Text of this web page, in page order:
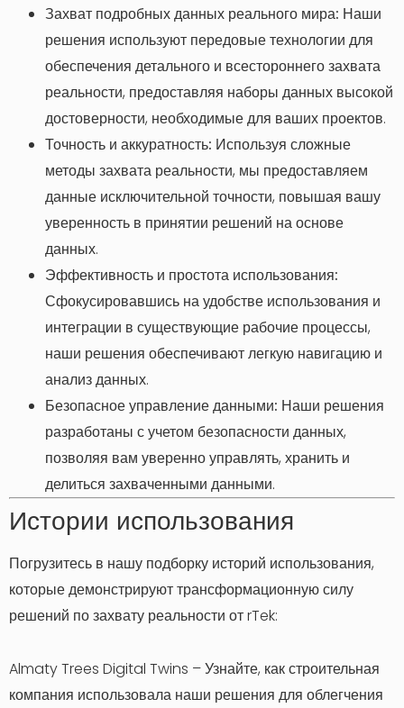
Захват подробных данных реального мира: Наши
решения используют передовые технологии для
обеспечения детального и всестороннего захвата
реальности, предоставляя наборы данных высокой
достоверности, необходимые для ваших проектов.
Точность и аккуратность: Используя сложные
методы захвата реальности, мы предоставляем
данные исключительной точности, повышая вашу
уверенность в принятии решений на основе
данных.
Эффективность и простота использования:
Сфокусировавшись на удобстве использования и
интеграции в существующие рабочие процессы,
наши решения обеспечивают легкую навигацию и
анализ данных.
Безопасное управление данными: Наши решения
разработаны с учетом безопасности данных,
позволяя вам уверенно управлять, хранить и
делиться захваченными данными.
Истории использования
Погрузитесь в нашу подборку историй использования,
которые демонстрируют трансформационную силу
решений по захвату реальности от rTek:
Almaty Trees Digital Twins – Узнайте, как строительная
компания использовала наши решения для облегчения